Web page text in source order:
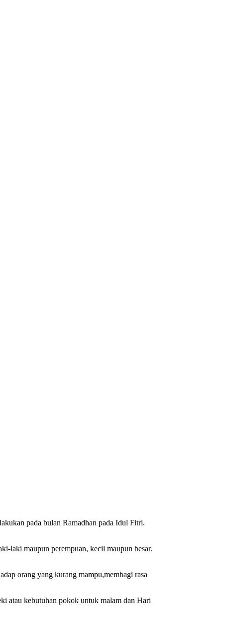
pada bulan Ramadhan pada Idul Fitri.
laki maupun perempuan, kecil maupun besar.
orang yang kurang mampu,membagi rasa
atau kebutuhan pokok untuk malam dan Hari